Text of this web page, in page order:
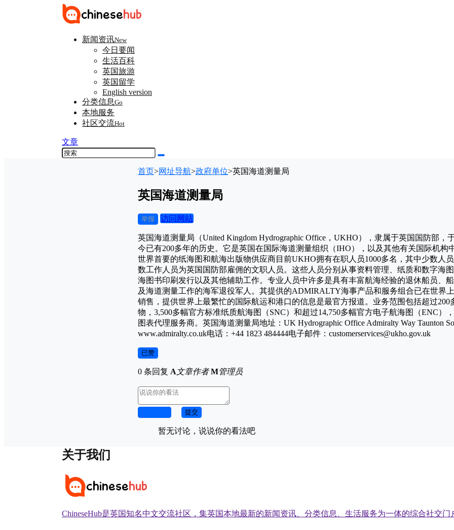
新闻资讯New
今日要闻
生活百科
英国旅游
英国留学
English version
分类信息Go
本地服务
社区交流Hot
文章
首页>网址导航>政府单位>英国海道测量局
英国海道测量局
举报 访问网站
英国海道测量局（United Kingdom Hydrographic Office，UKHO），隶属于英国国防部，
今已有200多年的历史。它是英国在国际海道测量组织（IHO），以及其他有关国际机构
世界首要的纸海图和航海出版物供应商目前UKHO拥有在职人员1000多名，其中少数人
数工作人员为英国国防部雇佣的文职人员。这些人员分别从事资料管理、纸质和数字海
海图书印刷发行以及其他辅助工作。专业人员中许多是具有丰富航海经验的退休船员、
及海道测量工作的海军退役军人。其提供的ADMIRALTY海事产品和服务组合已在世界
销售，提供世界上最繁忙的国际航运和港口的信息是最官方报道。业务范围包括超过200
物，3,500多幅官方标准纸质航海图（SNC）和超过14,750多幅官方电子航海图（ENC）
图表代理服务商。英国海道测量局地址：UK Hydrographic Office Admiralty Way Taunton
www.admiralty.co.uk电话：+44 1823 484444电子邮件：customerservices@ukho.gov.uk
已赞
0 条回复 A文章作者 M管理员
提交
暂无讨论，说说你的看法吧
关于我们
ChineseHub是英国知名中文交流社区，集英国本地最新的新闻资讯、分类信息、生活服务为一体的综合社交门